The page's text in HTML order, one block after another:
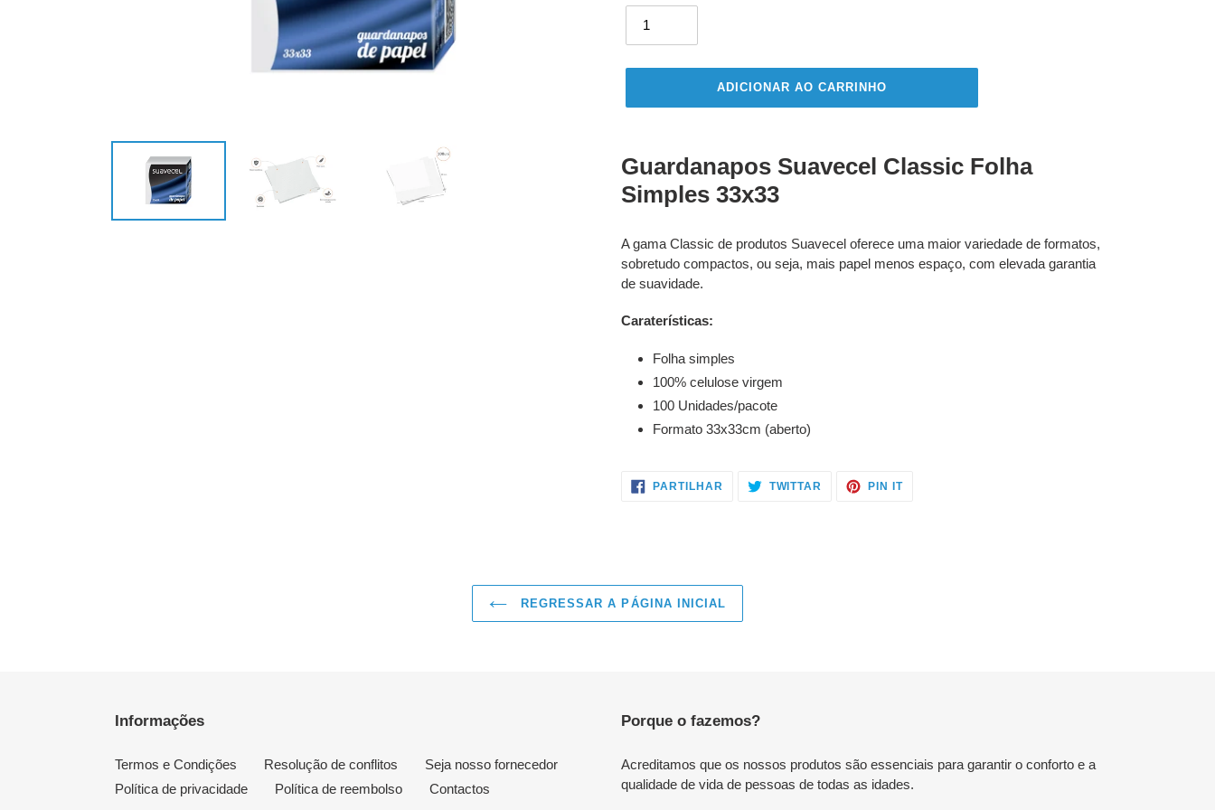
ADICIONAR AO CARRINHO
produto
ao
Guardanapos Suavecel Classic Folha
Simples 33x33
A gama Classic de produtos Suavecel oferece uma maior variedade de formatos,
sobretudo compactos, ou seja, mais papel menos espaço, com elevada garantia
de suavidade.
Caraterísticas:
Folha simples
100% celulose virgem
100 Unidades/pacote
Formato 33x33cm (aberto)
PARTILHAR PARTILHE
NO
TWITTAR TWITTARPIN ITADICIONE
REGRESSAR A PÁGINA INICIAL
Informações
Termos e Condições Resolução de conflitos
Seja nosso fornecedor
Política de privacidade
Política de reembolso Contactos
Porque o fazemos?
Acreditamos que os nossos produtos são essenciais para garantir o conforto e a
qualidade de vida de pessoas de todas as idades.